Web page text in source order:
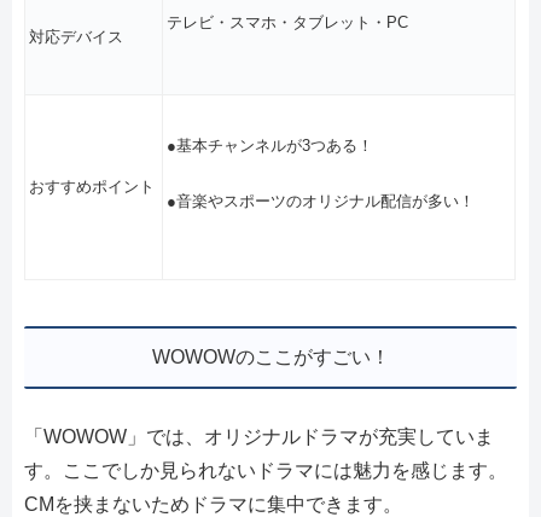
対応デバイス
テレビ・スマホ・タブレット・PC
おすすめポイント
●基本チャンネルが3つある！
●音楽やスポーツのオリジナル配信が多い！
WOWOWのここがすごい！
「WOWOW」では、オリジナルドラマが充実していま
す。ここでしか見られないドラマには魅力を感じます。
CMを挟まないためドラマに集中できます。